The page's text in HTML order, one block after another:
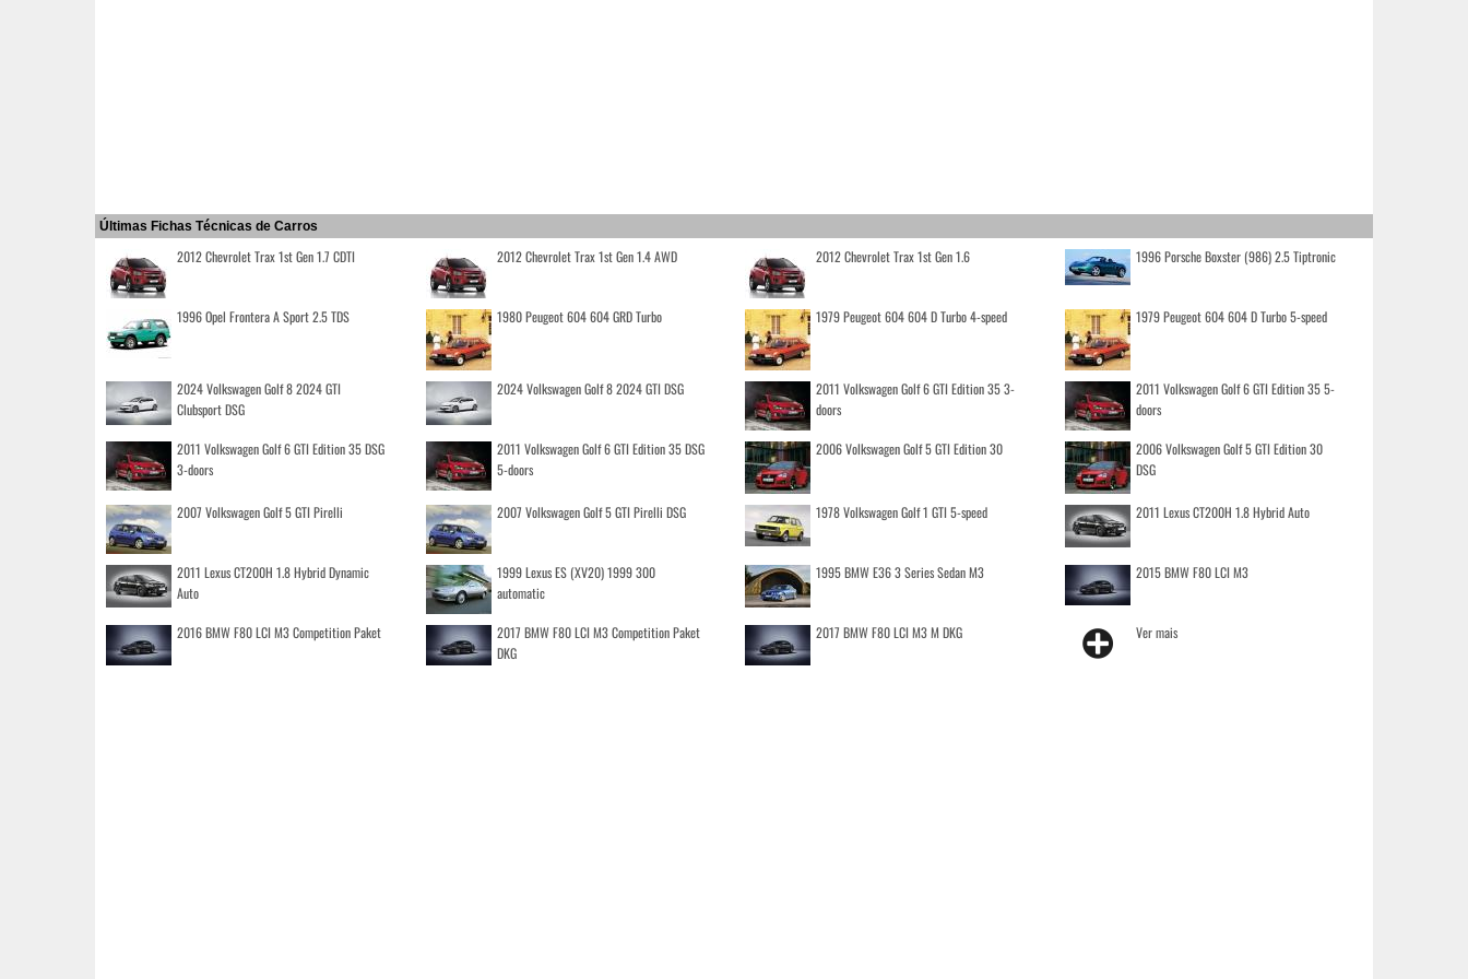
Últimas Fichas Técnicas de Carros
2012 Chevrolet Trax 1st Gen 1.7 CDTI 2012 Chevrolet Trax 1st Gen 1.4 AWD 2012 Chevrolet Trax 1st Gen 1.6 1996 Porsche Boxster (986) 2.5 Tiptronic
1996 Opel Frontera A Sport 2.5 TDS 1980 Peugeot 604 604 GRD Turbo 1979 Peugeot 604 604 D Turbo 4-speed 1979 Peugeot 604 604 D Turbo 5-speed
2024 Volkswagen Golf 8 2024 GTI
Clubsport DSG
2024 Volkswagen Golf 8 2024 GTI DSG
2011 Volkswagen Golf 6 GTI Edition 35 3-
doors
2011 Volkswagen Golf 6 GTI Edition 35 5-
doors
2011 Volkswagen Golf 6 GTI Edition 35 DSG
3-doors
2011 Volkswagen Golf 6 GTI Edition 35 DSG
5-doors
2006 Volkswagen Golf 5 GTI Edition 30
2006 Volkswagen Golf 5 GTI Edition 30
DSG
2007 Volkswagen Golf 5 GTI Pirelli 2007 Volkswagen Golf 5 GTI Pirelli DSG 1978 Volkswagen Golf 1 GTI 5-speed 2011 Lexus CT200H 1.8 Hybrid Auto
2011 Lexus CT200H 1.8 Hybrid Dynamic
Auto
1999 Lexus ES (XV20) 1999 300
automatic
1995 BMW E36 3 Series Sedan M3 2015 BMW F80 LCI M3
2016 BMW F80 LCI M3 Competition Paket
2017 BMW F80 LCI M3 Competition Paket
DKG
2017 BMW F80 LCI M3 M DKG Ver mais